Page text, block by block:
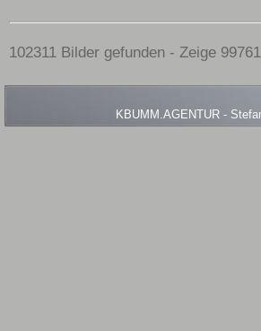
102311 Bilder gefunden - Zeige
KBUMM.AGENTUR -